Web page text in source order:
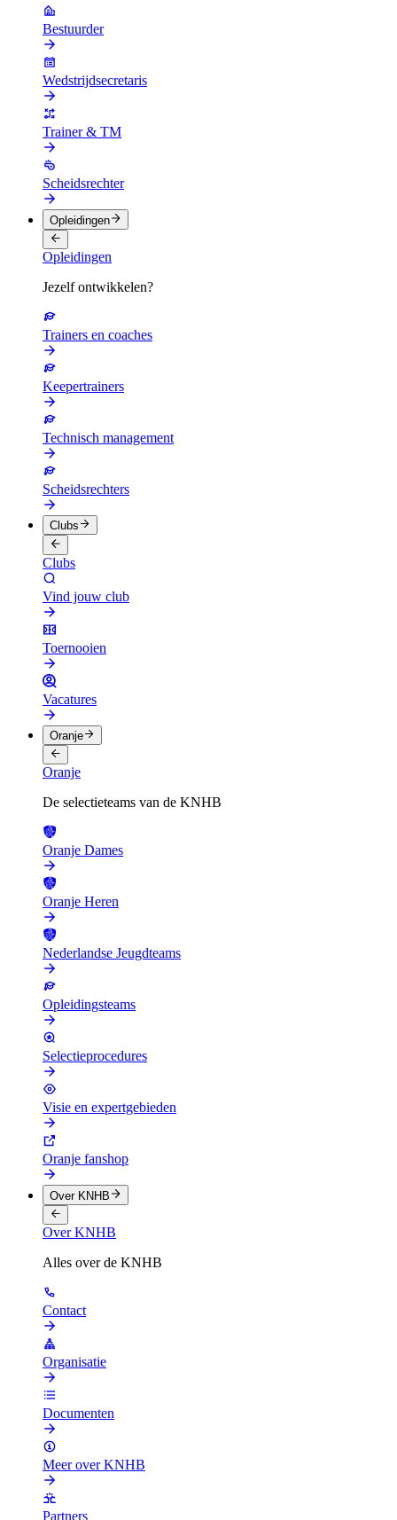
Bestuurder
Wedstrijdsecretaris
Trainer & TM
Scheidsrechter
Opleidingen
Opleidingen
Jezelf ontwikkelen?
Trainers en coaches
Keepertrainers
Technisch management
Scheidsrechters
Clubs
Clubs
Vind jouw club
Toernooien
Vacatures
Oranje
Oranje
De selectieteams van de KNHB
Oranje Dames
Oranje Heren
Nederlandse Jeugdteams
Opleidingsteams
Selectieprocedures
Visie en expertgebieden
Oranje fanshop
Over KNHB
Over KNHB
Alles over de KNHB
Contact
Organisatie
Documenten
Meer over KNHB
Partners